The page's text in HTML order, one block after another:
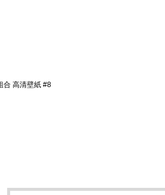
合 高清壁紙 #8